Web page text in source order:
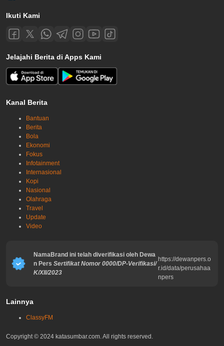
Ikuti Kami
Jelajahi Berita di Apps Kami
Kanal Berita
Bantuan
Berita
Bola
Ekonomi
Fokus
Infotainment
Internasional
Kopi
Nasional
Olahraga
Travel
Update
Video
NamaBrand ini telah diverifikasi oleh Dewa
n Pers Sertifikat Nomor 0000/DP-Verifikasi/
K/XII/2023
https://dewanpers.o
r.id/data/perusahaa
npers
Lainnya
ClassyFM
Copyright © 2024 katasumbar.com. All rights reserved.